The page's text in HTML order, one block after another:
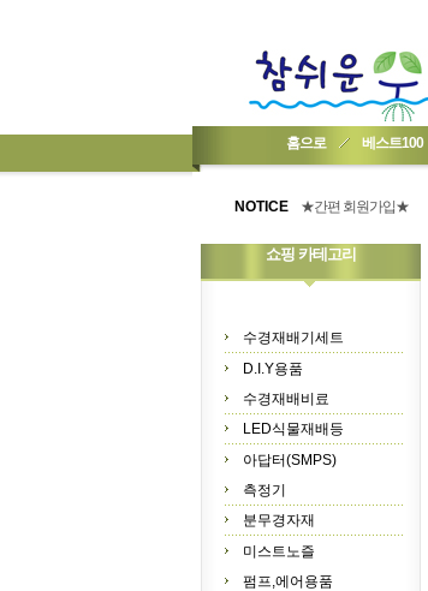
홈으로 베스트100
NOTICE
★기업회원가입 방법..
★간편 회원가입★
쇼핑 카테고리
수경재배기세트
D.I.Y용품
수경재배비료
LED식물재배등
아답터(SMPS)
측정기
분무경자재
미스트노즐
펌프,에어용품